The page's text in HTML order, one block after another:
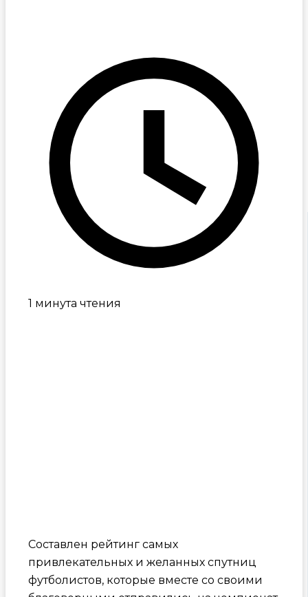
1 минута чтения
Составлен рейтинг самых
привлекательных и желанных спутниц
футболистов, которые вместе со своими